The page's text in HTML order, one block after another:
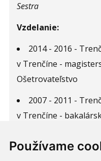
Používame
Sestra
Vzdelanie:
2014 - 2016 -
v Trenčíne -
Ošetrovateľstvo
2007 - 2011 -
v Trenčíne -
ukončená Stredná